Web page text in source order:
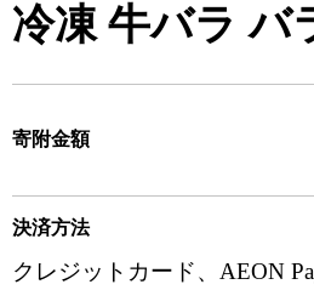
冷凍 牛バラ バ
寄附金額
決済方法
クレジットカード、AEON